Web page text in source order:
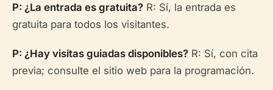
P: ¿La entrada es gratuita? R: Sí, la entrada es
gratuita para todos los visitantes.
P: ¿Hay visitas guiadas disponibles? R: Sí, con cita
previa; consulte el sitio web para la programación.